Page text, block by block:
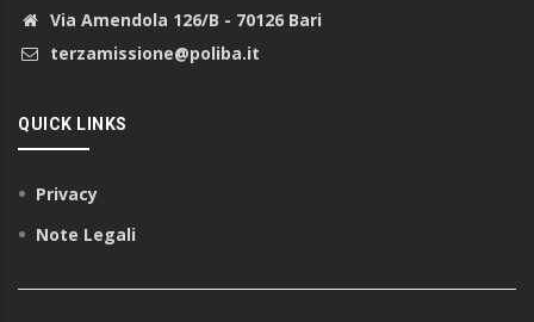
Via Amendola 126/B - 70126 Bari
terzamissione@poliba.it
QUICK LINKS
Privacy
Note Legali